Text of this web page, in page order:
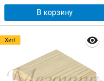
В корзину
Хит!